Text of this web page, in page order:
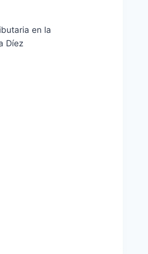
en la
Díez